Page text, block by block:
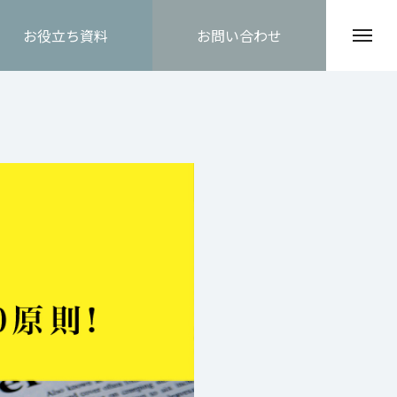
お役立ち資料 お問い合わせ